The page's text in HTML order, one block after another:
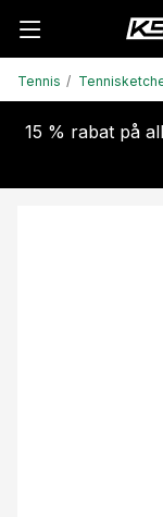
Tennis
15 % rabat på